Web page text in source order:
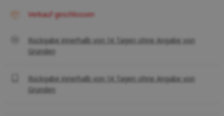
Verkauf geschlossen
Rückgabe innerhalb von 14 Tagen ohne Angabe von
Gründen
Rückgabe innerhalb von 14 Tagen ohne Angabe von
Gründen